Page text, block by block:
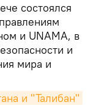
состоялся
и UNAMA, в
и
мира и
и "Талибан"